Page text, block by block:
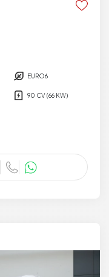
EURO6
90 CV (66 KW)